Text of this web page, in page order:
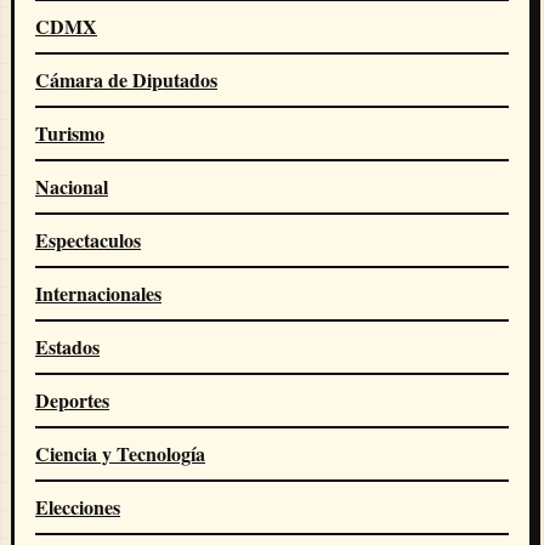
CDMX
Cámara de Diputados
Turismo
Nacional
Espectaculos
Internacionales
Estados
Deportes
Ciencia y Tecnología
Elecciones